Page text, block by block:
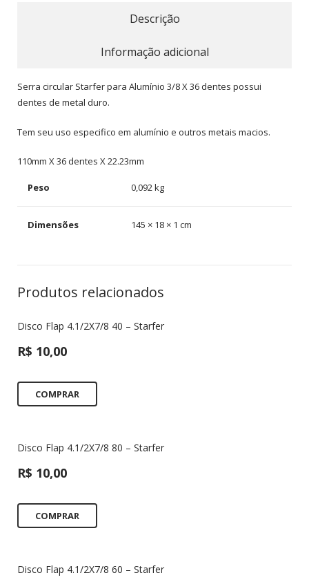
Descrição
Informação adicional
Serra circular Starfer para Alumínio 3/8 X 36 dentes possui
dentes de metal duro.
Tem seu uso especifico em alumínio e outros metais macios.
110mm X 36 dentes X 22.23mm
Peso 0,092 kg
Dimensões 145 × 18 × 1 cm
Produtos relacionados
Disco Flap 4.1/2X7/8 40 – Starfer
R$ 10,00
COMPRAR
Disco Flap 4.1/2X7/8 80 – Starfer
R$ 10,00
COMPRAR
Disco Flap 4.1/2X7/8 60 – Starfer